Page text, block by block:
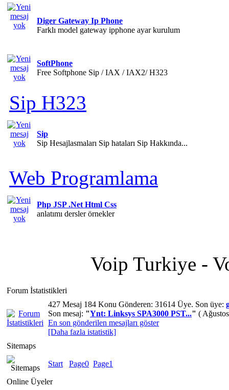
Diger Gateway Ip Phone
Farklı model gateway ipphone ayar kurulum
SoftPhone
Free Softphone Sip / IAX / IAX2/ H323
Sip H323
Sip
Sip Hesajlasmaları Sip hataları Sip Hakkında...
Web Programlama
Php JSP .Net Html Css
anlatımı dersler örnekler
Voip Turkiye -
Forum İstatistikleri
427 Mesaj 184 Konu Gönderen: 31614 Üye. Son üye:
Son mesaj: "Ynt: Linksys SPA3000 PST..." (
En son gönderilen mesajları göster
[Daha fazla istatistik]
Sitemaps
Start Page0 Page1
Online Üyeler